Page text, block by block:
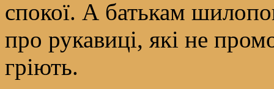
спокої. А батькам
про рукавиці, які не
гріють.